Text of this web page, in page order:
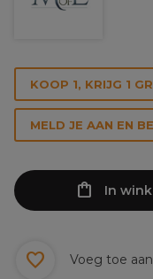
KOOP 1, KRIJG 1
MELD JE AAN EN
In
Voeg toe